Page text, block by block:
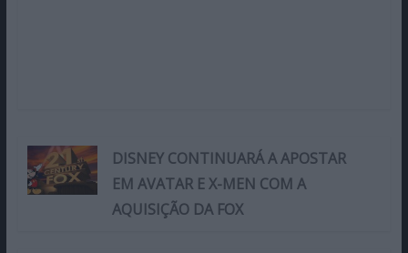
DISNEY CONTINUARÁ A APOSTAR
EM AVATAR E X-MEN COM A
AQUISIÇÃO DA FOX